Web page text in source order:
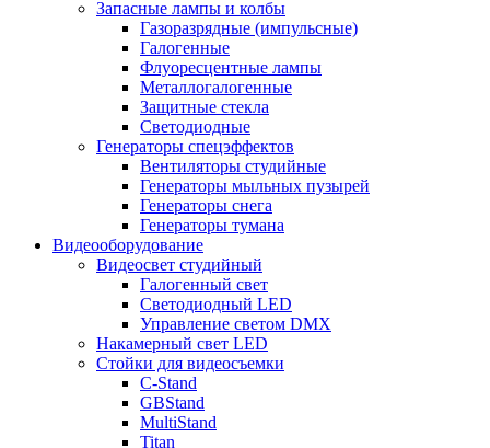
Запасные лампы и колбы
Газоразрядные (импульсные)
Галогенные
Флуоресцентные лампы
Металлогалогенные
Защитные стекла
Светодиодные
Генераторы спецэффектов
Вентиляторы студийные
Генераторы мыльных пузырей
Генераторы снега
Генераторы тумана
Видеооборудование
Видеосвет студийный
Галогенный свет
Светодиодный LED
Управление светом DMX
Накамерный свет LED
Стойки для видеосъемки
C-Stand
GBStand
MultiStand
Titan